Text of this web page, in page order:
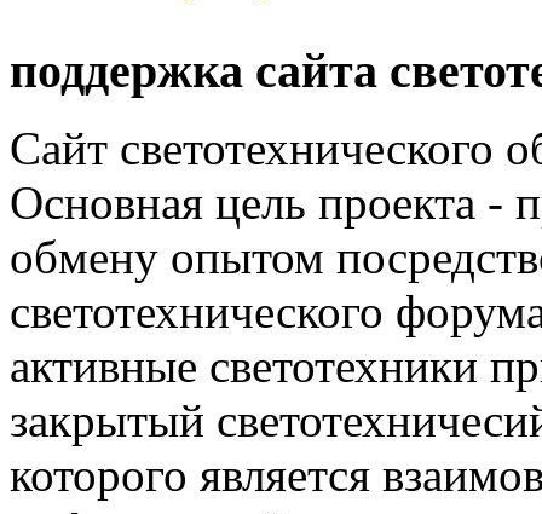
поддержка сайта
Сайт светотехнического
Основная цель проекта -
обмену опытом
светотехнического
активные светотехники
закрытый
которого является